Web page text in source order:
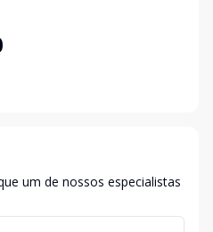
um de nossos especialistas